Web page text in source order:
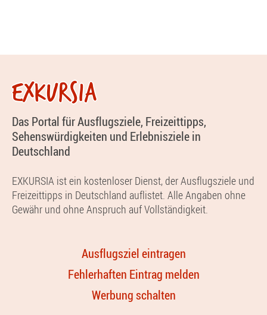
EXKURSIA
Das Portal für Ausflugsziele, Freizeittipps,
Sehenswürdigkeiten und Erlebnisziele in
Deutschland
EXKURSIA ist ein kostenloser Dienst, der Ausflugsziele und
Freizeittipps in Deutschland auflistet. Alle Angaben ohne
Gewähr und ohne Anspruch auf Vollständigkeit.
Ausflugsziel eintragen
Fehlerhaften Eintrag melden
Werbung schalten